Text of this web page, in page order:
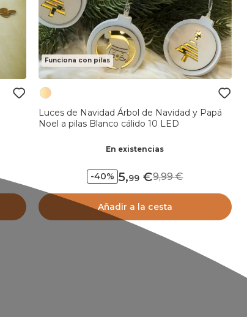
Funciona con pilas
Luces de Navidad Árbol de Navidad y Pap
Noel a pilas Blanco cálido 10 LED
En existencias
-40% 5,99 9,99
Añadir a la cesta